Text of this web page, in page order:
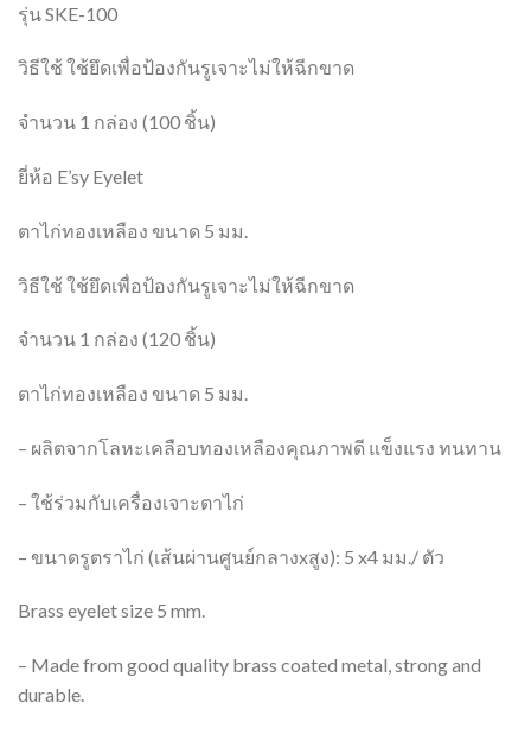
รุ่น SKE-100
วิธีใช้ ใช้ยึดเพื่อป้องกันรูเจาะไม่ให้ฉีกขาด
จำนวน 1 กล่อง (100 ชิ้น)
ยี่ห้อ E’sy Eyelet
ตาไก่ทองเหลือง ขนาด 5 มม.
วิธีใช้ ใช้ยึดเพื่อป้องกันรูเจาะไม่ให้ฉีกขาด
จำนวน 1 กล่อง (120 ชิ้น)
ตาไก่ทองเหลือง ขนาด 5 มม.
– ผลิตจากโลหะเคลือบทองเหลืองคุณภาพดี แข็งแรง ทนทาน
– ใช้ร่วมกับเครื่องเจาะตาไก่
– ขนาดรูตราไก่ (เส้นผ่านศูนย์กลางxสูง): 5 x4 มม./ ตัว
Brass eyelet size 5 mm.
– Made from good quality brass coated metal, strong and
durable.